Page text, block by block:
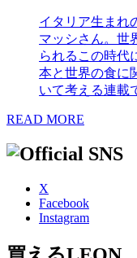
イタリア生まれ
マッシさん。世
られるこの時代
本と世界の食に
いて考える連載
READ MORE
X
Facebook
Instagram